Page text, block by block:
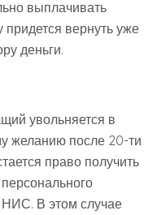
выплачивать
придется вернуть уже
деньги.
увольняется в
желанию после 20-ти
право получить
НИС. В этом случае